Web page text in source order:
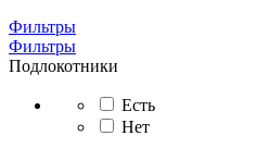
Фильтры
Фильтры
Подлокотники
Есть
Нет